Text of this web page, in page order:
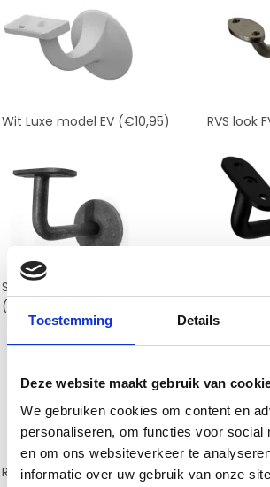
Toestemming Details
Deze website maakt gebruik van
We gebruiken cookies om content en
personaliseren, om functies voor social
en om ons websiteverkeer te
informatie over uw gebruik van onze
Wit Luxe model EV (€10,95) RVS look
Staal robuust model GV
(€11,50)
RVS Wit type GV(€15,00) RVS Grijs